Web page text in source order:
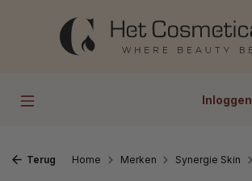
Ga naar de hoofdinhoud
Inloggen
Terug Home Merken Synergie Skin